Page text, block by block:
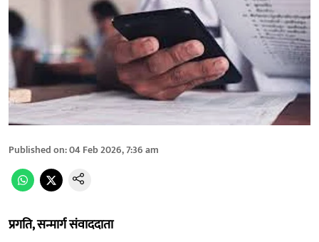
Published on:04 Feb 2026, 7:36 am
प्रगति, सन्मार्ग संवाददाता